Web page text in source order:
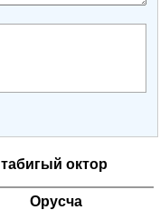
табигый октор
Орусча